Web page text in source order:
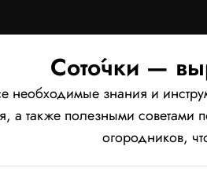
Сото́чки —
необходимые знания и
а также полезными советами
огородников,